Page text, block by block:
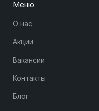
Меню
О нас
Акции
Вакансии
Контакты
Блог